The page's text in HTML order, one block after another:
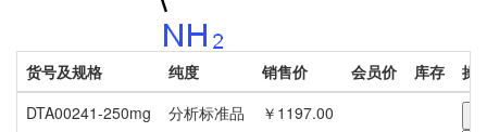
货号及规格 纯度 销售价 会员价 库存
操
DTA00241-250mg
分析标准品 ￥1197.00